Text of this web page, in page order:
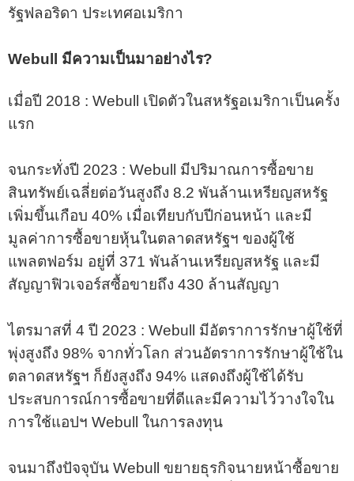
รัฐฟลอริดา ประเทศอเมริกา
Webull มีความเป็นมาอย่างไร?
เมื่อปี 2018 : Webull เปิดตัวในสหรัฐอเมริกาเป็นครั้ง
แรก
จนกระทั่งปี 2023 : Webull มีปริมาณการซื้อขาย
สินทรัพย์เฉลี่ยต่อวันสูงถึง 8.2 พันล้านเหรียญสหรัฐ
เพิ่มขึ้นเกือบ 40% เมื่อเทียบกับปีก่อนหน้า และมี
มูลค่าการซื้อขายหุ้นในตลาดสหรัฐฯ ของผู้ใช้
แพลตฟอร์ม อยู่ที่ 371 พันล้านเหรียญสหรัฐ และมี
สัญญาฟิวเจอร์สซื้อขายถึง 430 ล้านสัญญา
ไตรมาสที่ 4 ปี 2023 : Webull มีอัตราการรักษาผู้ใช้ที่
พุ่งสูงถึง 98% จากทั่วโลก ส่วนอัตราการรักษาผู้ใช้ใน
ตลาดสหรัฐฯ ก็ยังสูงถึง 94% แสดงถึงผู้ใช้ได้รับ
ประสบการณ์การซื้อขายที่ดีและมีความไว้วางใจใน
การใช้แอปฯ Webull ในการลงทุน
จนมาถึงปัจจุบัน Webull ขยายธุรกิจนายหน้าซื้อขาย